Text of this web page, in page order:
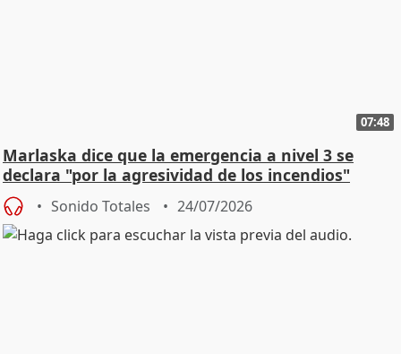
07:48
Marlaska dice que la emergencia a nivel 3 se
declara "por la agresividad de los incendios"
Sonido Totales 24/07/2026